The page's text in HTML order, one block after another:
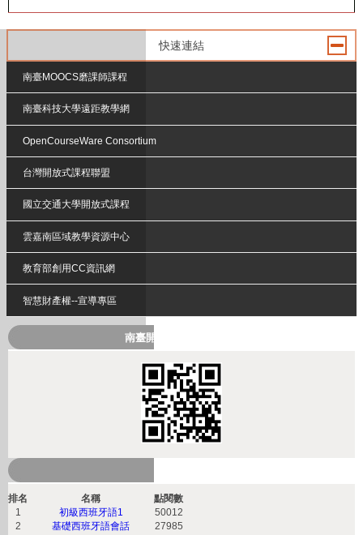
快速連結
南臺MOOCS磨課師課程
南臺科技大學遠距教學網
OpenCourseWare Consortium
台灣開放式課程聯盟
國立交通大學開放式課程
雲嘉南區域教學資源中心
教育部創用CC資訊網
智慧財產權--宣導專區
南臺開放式課程QRcode
排名 名稱
點閱數
1
初級西班牙語1
50012
2
基礎西班牙語會話
27985